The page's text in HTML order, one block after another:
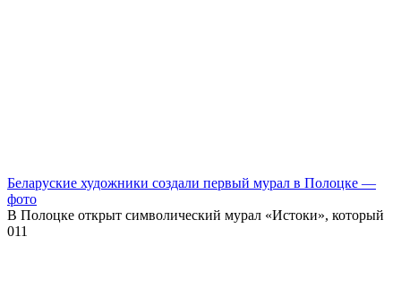
Беларуские художники создали первый мурал в Полоцке —
фото
В Полоцке открыт символический мурал «Истоки», который
011